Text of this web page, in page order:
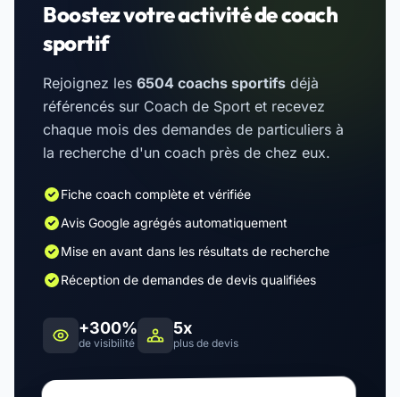
Boostez votre activité de coach
sportif
Rejoignez les 6504 coachs sportifs déjà
référencés sur Coach de Sport et recevez
chaque mois des demandes de particuliers à
la recherche d'un coach près de chez eux.
Fiche coach complète et vérifiée
Avis Google agrégés automatiquement
Mise en avant dans les résultats de recherche
Réception de demandes de devis qualifiées
+300%
de visibilité
5x
plus de devis